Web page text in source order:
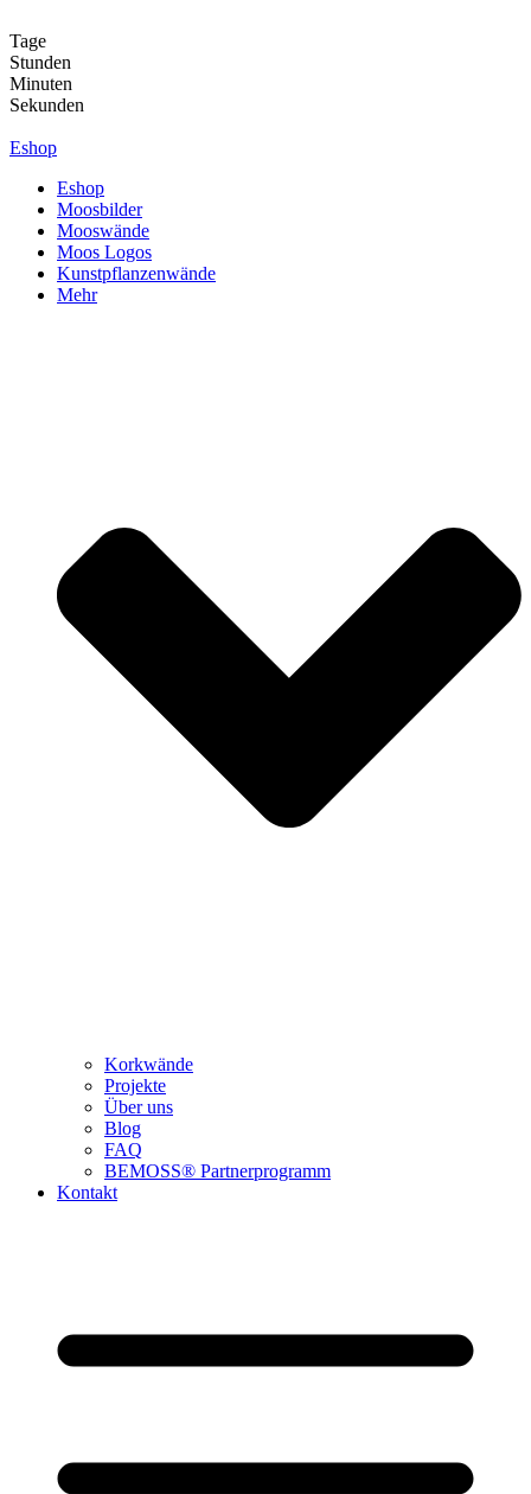
Inhalt
springen
Tage
Stunden
Minuten
Sekunden
Eshop
Eshop
Moosbilder
Mooswände
Moos Logos
Kunstpflanzenwände
Mehr
Korkwände
Projekte
Über uns
Blog
FAQ
BEMOSS® Partnerprogramm​
Kontakt